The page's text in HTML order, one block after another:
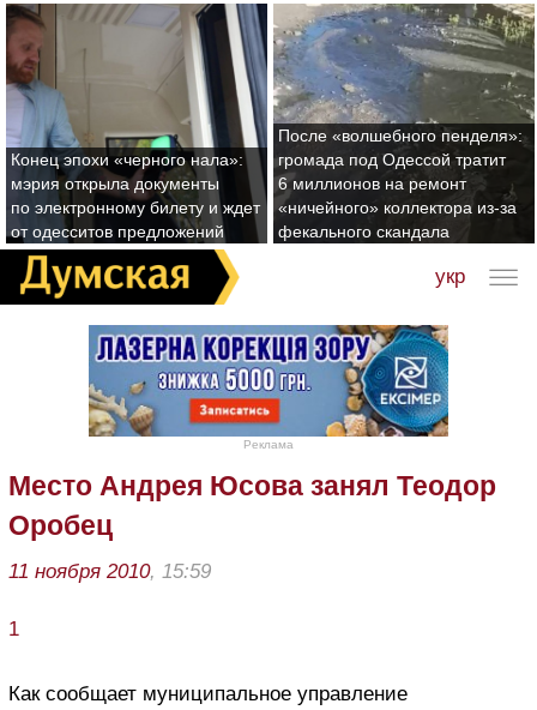
Конец эпохи «черного нала»:
мэрия открыла документы
по электронному билету и ждет
от одесситов предложений
После «волшебного пенделя»:
громада под Одессой тратит
6 миллионов на ремонт
«ничейного» коллектора из-за
фекального скандала
укр
Реклама
Место Андрея Юсова занял Теодор
Оробец
11 ноября 2010, 15:59
1
Как сообщает муниципальное управление